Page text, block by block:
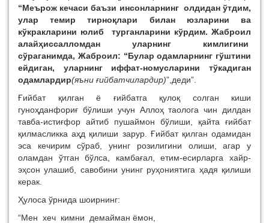
“Меърож кечаси баъзи инсонларнинг олдидан ўтдим,
улар темир тирноқлари билан юзларини ва
кўкракларини юлиб турганларини кўрдим. Жаброил
алайҳиссалломдан уларнинг кимлигини
сўраганимда, Жаброил: “Булар одамларнинг гўштини
ейдиган, уларнинг иффат-номусларини тўкадиган
одамлардир(яъни ғийбатчилардир)”,деди”.
Ғийбат қилган ё ғийбатга қулоқ солган киши
гуноҳданфориғ бўлиши учун Аллоҳ таолога чин дилдан
тавба-истиғфор айтиб пушаймон бўлиши, қайта ғийбат
қилмасликка аҳд қилиши зарур. Ғийбат қилган одамидан
эса кечирим сўраб, унинг розилигини олиши, агар у
оламдан ўтган бўлса, камбағал, етим-есирларга хайр-
эҳсон улашиб, савобини унинг руҳониятига ҳадя қилиши
керак.
Ҳулоса ўрнида шоирнинг:
“Мен хеч кимни демайман ёмон,